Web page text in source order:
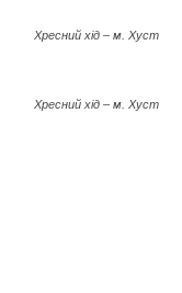
Хресний хід – м. Хуст
Хресний хід – м. Хуст